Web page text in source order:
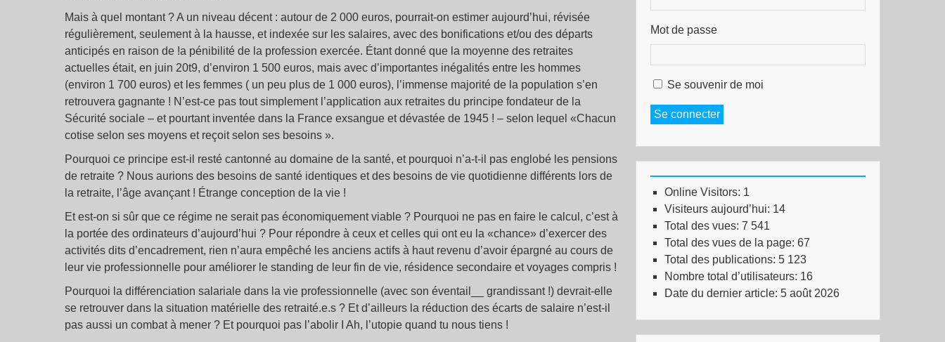
Mais à quel montant ? A un niveau décent : autour de 2 000 euros, pourrait-on estimer aujourd’hui, révisée
régulièrement, seulement à la hausse, et indexée sur les salaires, avec des bonifications et/ou des départs
anticipés en raison de !a pénibilité de la profession exercée. Étant donné que la moyenne des retraites
actuelles était, en juin 20t9, d’environ 1 500 euros, mais avec d’importantes inégalités entre les hommes
(environ 1 700 euros) et les femmes ( un peu plus de 1 000 euros), l’immense majorité de la population s’en
retrouvera gagnante ! N’est-ce pas tout simplement l’application aux retraites du principe fondateur de la
Sécurité sociale – et pourtant inventée dans la France exsangue et dévastée de 1945 ! – selon lequel «Chacun
cotise selon ses moyens et reçoit selon ses besoins ».
Pourquoi ce principe est-il resté cantonné au domaine de la santé, et pourquoi n’a-t-il pas englobé les pensions
de retraite ? Nous aurions des besoins de santé identiques et des besoins de vie quotidienne différents lors de
la retraite, l’âge avançant ! Étrange conception de la vie !
Et est-on si sûr que ce régime ne serait pas économiquement viable ? Pourquoi ne pas en faire le calcul, c’est à
la portée des ordinateurs d’aujourd’hui ? Pour répondre à ceux et celles qui ont eu la «chance» d’exercer des
activités dits d’encadrement, rien n’aura empêché les anciens actifs à haut revenu d’avoir épargné au cours de
leur vie professionnelle pour améliorer le standing de leur fin de vie, résidence secondaire et voyages compris !
Pourquoi la différenciation salariale dans la vie professionnelle (avec son éventail__ grandissant !) devrait-elle
se retrouver dans la situation matérielle des retraité.e.s ? Et d’ailleurs la réduction des écarts de salaire n’est-il
pas aussi un combat à mener ? Et pourquoi pas l’abolir I Ah, l’utopie quand tu nous tiens !
Mot de passe
Se souvenir de moi
Se connecter
Online Visitors: 1
Visiteurs aujourd’hui: 14
Total des vues: 7 541
Total des vues de la page: 67
Total des publications: 5 123
Nombre total d’utilisateurs: 16
Date du dernier article: 5 août 2026